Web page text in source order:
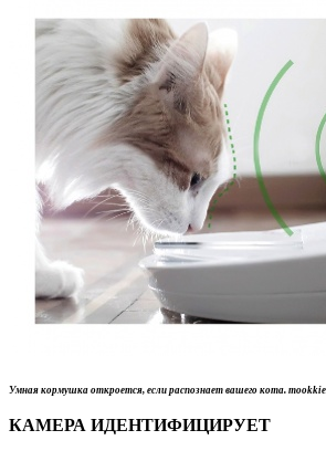
Умная кормушка откроется, если распознает вашего кота.
КАМЕРА ИДЕНТИФИЦИРУЕТ